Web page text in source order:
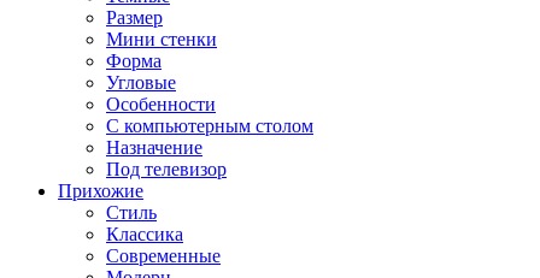
Размер
Мини стенки
Форма
Угловые
Особенности
С компьютерным столом
Назначение
Под телевизор
Прихожие
Стиль
Классика
Современные